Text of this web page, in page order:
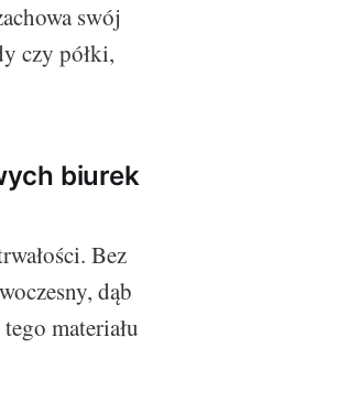
swój
czy półki,
biurek
Bez
dąb
materiału